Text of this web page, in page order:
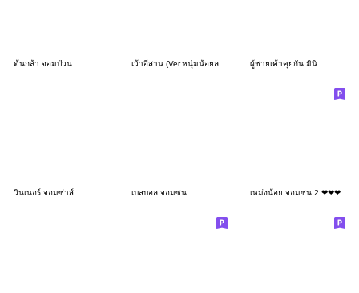
ต้นกล้า จอมป่วน ผู้ชายเค้าคุยกัน มินิ
วินเนอร์ จอมซ่าส์ เบสบอล จอมซน เหม่งน้อย จอมซน 2 ❤❤❤